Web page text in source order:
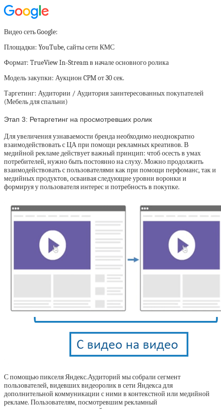
Видео сеть Google:
Площадки: YouTube, сайты сети КМС
Формат: TrueView In-Stream в начале основного ролика
Модель закупки: Аукцион CPM от 30 сек.
Таргетинг: Аудитории / Аудитория заинтересованных покупателей
(Мебель для спальни)
Этап 3: Ретаргетинг на просмотревших ролик
Для увеличения узнаваемости бренда необходимо неоднократно
взаимодействовать с ЦА при помощи рекламных креативов. В
медийной рекламе действует важный принцип: чтоб осесть в умах
потребителей, нужно быть постоянно на слуху. Можно продолжить
взаимодействовать с пользователями как при помощи перфоманс, так и
медийных продуктов, осваивая следующие уровни воронки и
формируя у пользователя интерес и потребность в покупке.
С помощью пикселя Яндекс.Аудиторий мы собрали сегмент
пользователей, видевших видеоролик в сети Яндекса для
дополнительной коммуникации с ними в контекстной или медийной
рекламе. Пользователям, посмотревшим рекламный